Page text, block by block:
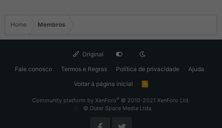
Home Membros
Original
Fale conosco
Termos e Regras Política de privacidade
Ajuda
Voltar à página inicial
R
Community platform by XenForo® © 2010-2021 XenForo Ltd.
© Outer Space Media Ltda.